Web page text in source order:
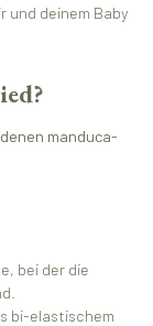
und deinem Baby
manduca-
bei der die
bi-elastischem